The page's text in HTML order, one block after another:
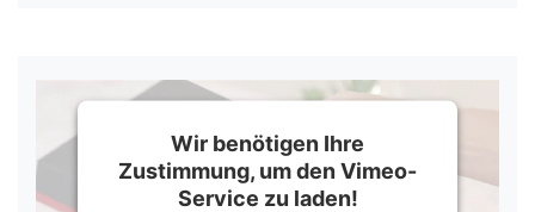
Wir benötigen Ihre
Zustimmung, um den Vimeo-
Service zu laden!